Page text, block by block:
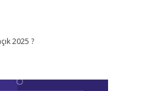
2025 ?